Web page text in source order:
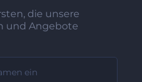
die unsere
und Angebote